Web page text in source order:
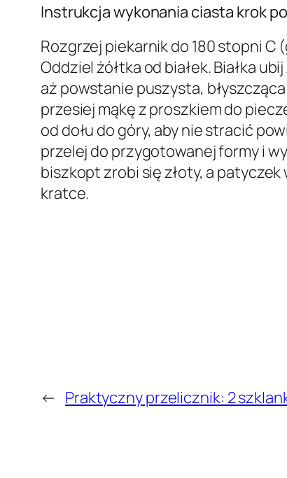
Instrukcja wykonania ciasta krok
Rozgrzej piekarnik do 180 stopni C
Oddziel żółtka od białek. Białka
aż powstanie puszysta,
przesiej mąkę z proszkiem do
od dołu do góry, aby nie stracić
przelej do przygotowanej formy i
biszkopt zrobi się złoty, a
kratce.
← Praktyczny przelicznik: 2